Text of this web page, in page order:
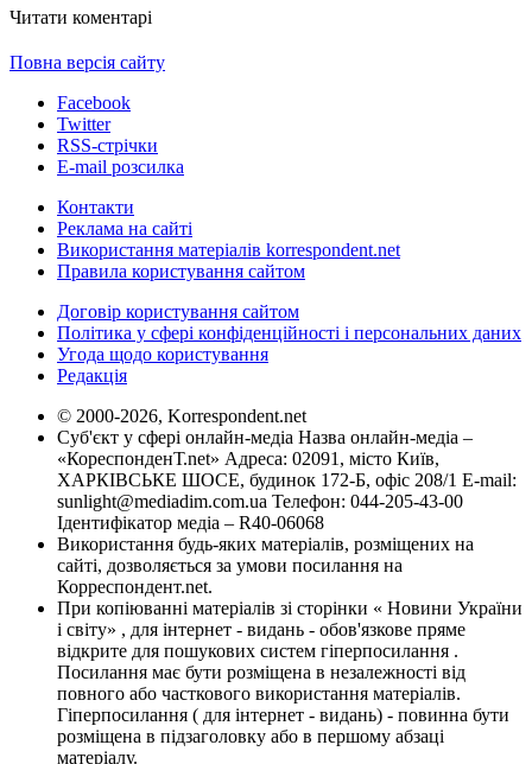
Читати коментарі
Повна версія сайту
Facebook
Twitter
RSS-стрічки
E-mail розсилка
Контакти
Реклама на сайті
Використання матеріалів korrespondent.net
Правила користування сайтом
Договір користування сайтом
Політика у сфері конфіденційності і персональних даних
Угода щодо користування
Редакція
© 2000-2026, Korrespondent.net
Суб'єкт у сфері онлайн-медіа Назва онлайн-медіа –
«КореспонденТ.net» Адреса: 02091, місто Київ,
ХАРКІВСЬКЕ ШОСЕ, будинок 172-Б, офіс 208/1 E-mail:
sunlight@mediadim.com.ua Телефон: 044-205-43-00
Ідентифікатор медіа – R40-06068
Використання будь-яких матеріалів, розміщених на
сайті, дозволяється за умови посилання на
Корреспондент.net.
При копіюванні матеріалів зі сторінки « Новини України
і світу» , для інтернет - видань - обов'язкове пряме
відкрите для пошукових систем гіперпосилання .
Посилання має бути розміщена в незалежності від
повного або часткового використання матеріалів.
Гіперпосилання ( для інтернет - видань) - повинна бути
розміщена в підзаголовку або в першому абзаці
матеріалу.